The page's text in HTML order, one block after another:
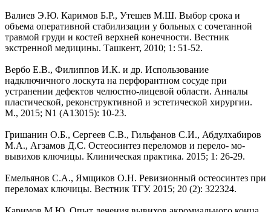
Валиев Э.Ю. Каримов Б.Р., Утешев М.Ш. Выбор срока и
объема оперативной стабилизации у больных с сочетанной
травмой груди и костей верхней конечности. Вестник
экстренной медицины. Ташкент, 2010; 1: 51-52.
Вербо Е.В., Филиппов И.К. и др. Использование
надключичного лоскута на перфорантном сосуде при
устранении дефектов челюстно-лицевой области. Анналы
пластической, реконструктивной и эстетической хирургии.
М., 2015; N1 (А13015): 10-23.
Гришанин О.Б., Сергеев С.В., Гильфанов С.И., Абдулхабиров
М.А., Агзамов Д.С. Остеосинтез переломов и перело- мо-
вывихов ключицы. Клиническая практика. 2015; 1: 26-29.
Емельянов С.А., Ямщиков О.Н. Ревизионный остеосинтез при
переломах ключицы. Вестник ТГУ. 2015; 20 (2): 322324.